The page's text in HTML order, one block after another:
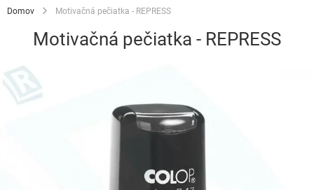
Domov Motivačná pečiatka - REPRESS
Motivačná pečiatka - REPRESS
Preskočiť